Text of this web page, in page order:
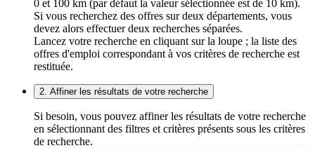
0 et 100 km (par défaut la valeur sélectionnée est de 10 km).
Si vous recherchez des offres sur deux départements, vous
devez alors effectuer deux recherches séparées.
Lancez votre recherche en cliquant sur la loupe ; la liste des
offres d'emploi correspondant à vos critères de recherche est
restituée.
2. Affiner les résultats de votre recherche
Si besoin, vous pouvez affiner les résultats de votre recherche
en sélectionnant des filtres et critères présents sous les critères
de recherche.